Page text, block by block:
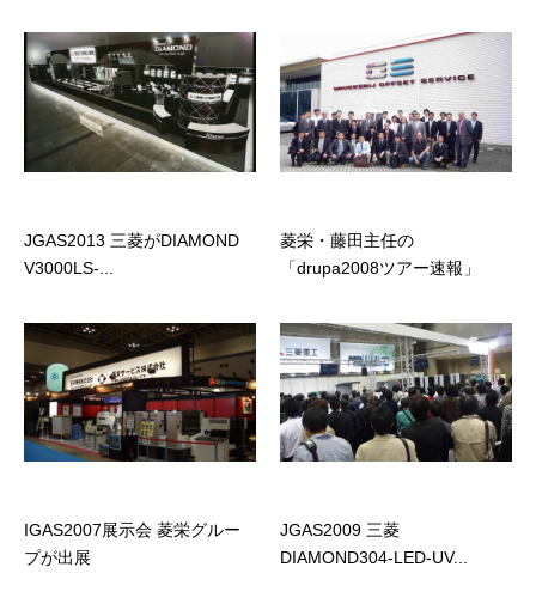
JGAS2013 三菱がDIAMOND
V3000LS-...
菱栄・藤田主任の
「drupa2008ツアー速報」
IGAS2007展示会 菱栄グルー
プが出展
JGAS2009 三菱
DIAMOND304-LED-UV...